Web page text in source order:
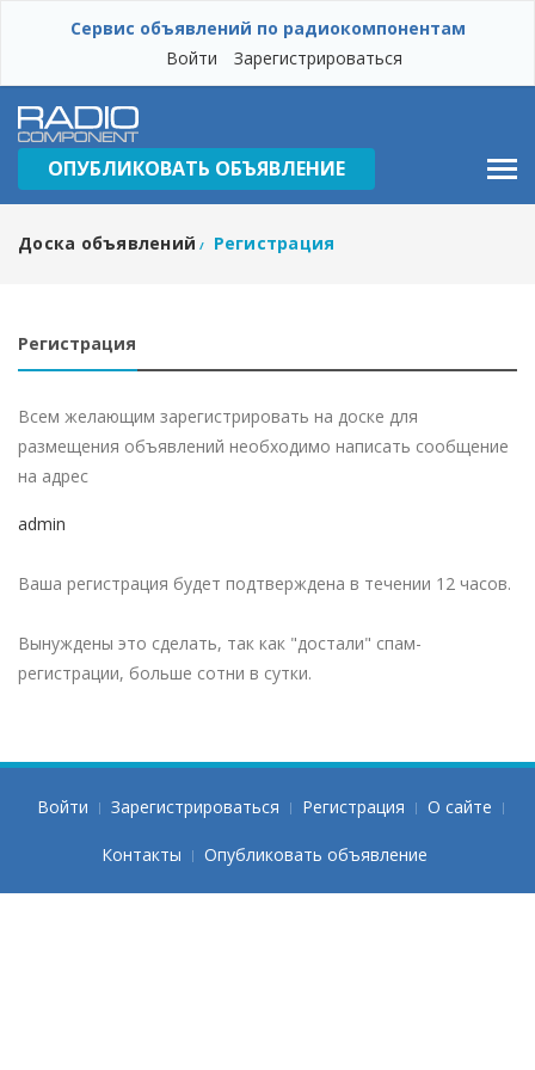
Сервис объявлений по радиокомпонентам
Войти
Зарегистрироваться
ОПУБЛИКОВАТЬ ОБЪЯВЛЕНИЕ
Доска объявлений / Регистрация
Регистрация
Всем желающим зарегистрировать на доске для
размещения объявлений необходимо написать сообщение
на адрес
admin
Ваша регистрация будет подтверждена в течении 12 часов.
Вынуждены это сделать, так как "достали" спам-
регистрации, больше сотни в сутки.
Войти Зарегистрироваться Регистрация О сайте
Контакты Опубликовать объявление